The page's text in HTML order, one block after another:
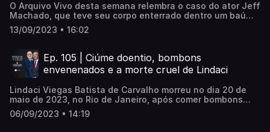
O Arquivo Vivo desta semana relembra o caso do ator Jeff
Machado, que teve seu corpo enterrado dentro um baú
que estava a dois metros de profundidade e coberto com
uma grossa camada de concreto. Os cachorros do ator
decretou a prisão de Bruno de Souza Rodrigues e Jeander
Vinícius da Silva Braga por homicídio qualificado e
ocultação de cadáver. Percival de Souza e Renato
com o sonho de um papel na televisão, passa por um
golpe e termina com um crime brutal.
13/09/2023 • 16:02
Ep. 105 | Ciúme doentio, bombons
envenenados e a morte cruel de Lindaci
Lindaci Viegas Batista de Carvalho morreu no dia 20 de
maio de 2023, no Rio de Janeiro, após comer bombons
que ganhou de aniversário. O filho de Lindaci chegou a
provar o chocolate, mas cuspiu. Susane Martins da Silva
06/09/2023 • 14:19